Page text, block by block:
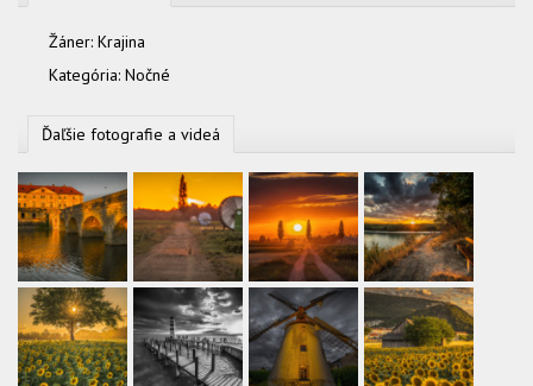
Žáner: Krajina
Kategória: Nočné
Ďaľšie fotografie a videá